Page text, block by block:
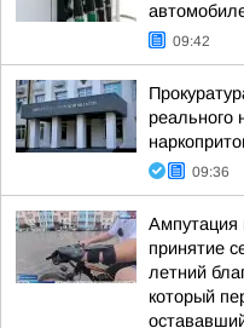
09:42
реального
09:36
Ампутация
принятие
летний
который